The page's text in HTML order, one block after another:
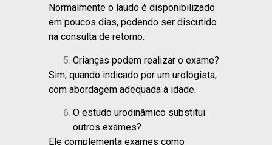
Normalmente o laudo é disponibilizado
em poucos dias, podendo ser discutido
na consulta de retorno.
Crianças podem realizar o exame?
Sim, quando indicado por um urologista,
com abordagem adequada à idade.
O estudo urodinâmico substitui
outros exames?
Ele complementa exames como